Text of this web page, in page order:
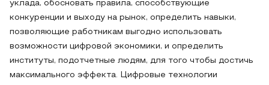
уклада, обосновать правила, способствующие
конкуренции и выходу на рынок, определить навыки,
позволяющие работникам выгодно использовать
возможности цифровой экономики, и определить
институты, подотчетные людям, для того чтобы достичь
максимального эффекта. Цифровые технологии